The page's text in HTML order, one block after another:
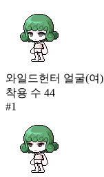
와일드헌터 얼굴(여)
착용 수 44
#1